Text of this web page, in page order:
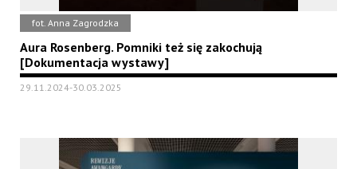
fot. Anna Zagrodzka
Aura Rosenberg. Pomniki też się zakochują
[Dokumentacja wystawy]
29.11.2024-30.03.2025